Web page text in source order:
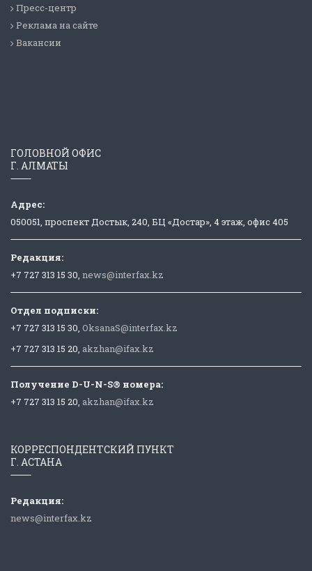
Пресс-центр
Реклама на сайте
Вакансии
ГОЛОВНОЙ ОФИС
Г. АЛМАТЫ
Адрес:
050051, проспект Достык, 240, БЦ «Достар», 4 этаж, офис 405
Редакция:
+7 727 313 15 30, news@interfax.kz
Отдел подписки:
+7 727 313 15 30, OksanaS@interfax.kz
+7 727 313 15 20, akzhan@ifax.kz
Получение D-U-N-S® номера:
+7 727 313 15 20, akzhan@ifax.kz
КОРРЕСПОНДЕНТСКИЙ ПУНКТ
Г. АСТАНА
Редакция:
news@interfax.kz